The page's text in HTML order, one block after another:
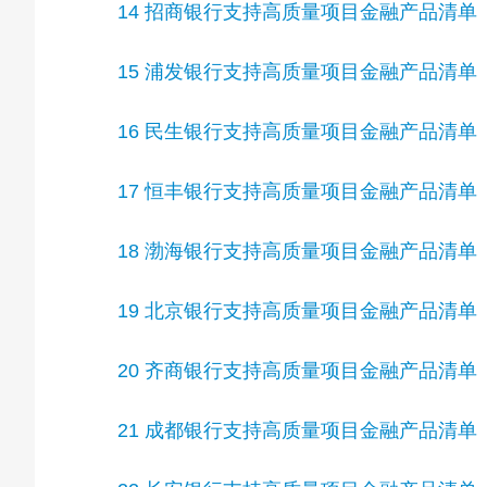
14 招商银行支持高质量项目金融产品清单
15 浦发银行支持高质量项目金融产品清单
16 民生银行支持高质量项目金融产品清单
17 恒丰银行支持高质量项目金融产品清单
18 渤海银行支持高质量项目金融产品清单
19 北京银行支持高质量项目金融产品清单
20 齐商银行支持高质量项目金融产品清单
21 成都银行支持高质量项目金融产品清单